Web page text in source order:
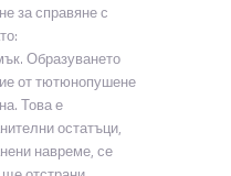
за справяне с
Образуването
от тютюнопушене
Това е
остатъци,
навреме, се